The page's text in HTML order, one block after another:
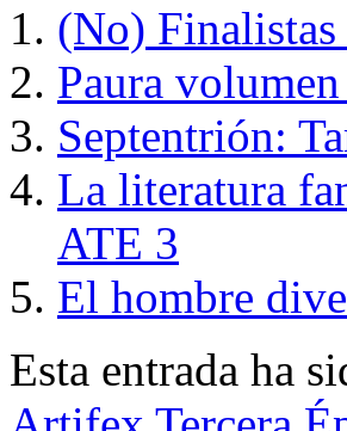
(No)
Paura
Septentrión:
La literatura
ATE 3
El hombre
Esta entrada ha